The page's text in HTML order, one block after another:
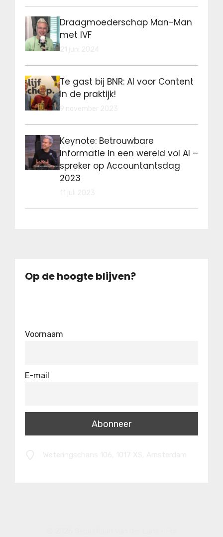
Draagmoederschap Man-Man
met IVF
Te gast bij BNR: AI voor Content
in de praktijk!
Keynote: Betrouwbare
Informatie in een wereld vol AI –
spreker op Accountantsdag
2023
Op de hoogte blijven?
Voornaam
E-mail